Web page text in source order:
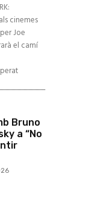
cinemes
Joe
el camí
Bruno
a “No